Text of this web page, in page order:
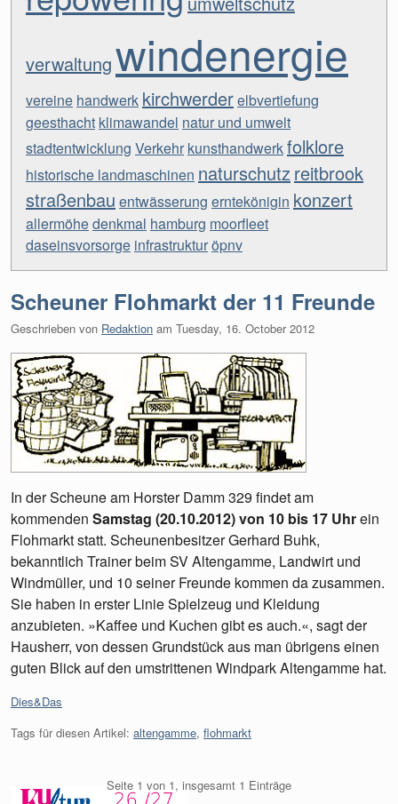
verwaltungwindenergie
vereine handwerk kirchwerderelbvertiefung
geesthacht klimawandel natur und umwelt
stadtentwicklung Verkehr kunsthandwerkfolklore
historische landmaschinen naturschutzreitbrook
straßenbau entwässerung erntekönigin konzert
allermöhedenkmal hamburg moorfleet
daseinsvorsorge infrastrukturöpnv
Scheuner Flohmarkt der 11 Freunde
Geschrieben von Redaktion am Tuesday, 16. October 2012
In der Scheune am Horster Damm 329 findet am
kommenden Samstag (20.10.2012) von 10 bis 17 Uhrein
Flohmarkt statt. Scheunenbesitzer Gerhard Buhk,
bekanntlich Trainer beim SV Altengamme, Landwirt und
Windmüller, und 10 seiner Freunde kommen da zusammen.
Sie haben in erster Linie Spielzeug und Kleidung
anzubieten. »Kaffee und Kuchen gibt es auch.«, sagt der
Hausherr, von dessen Grundstück aus man übrigens einen
guten Blick auf den umstrittenen Windpark Altengamme hat.
Kategorien:
Dies&Das
Tags für diesen Artikel: altengamme, flohmarkt
Seite 1 von 1, insgesamt 1 Einträge